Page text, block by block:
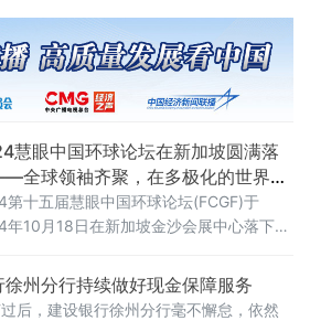
的“压舱石”。
慧眼中国环球论坛在新加坡圆满落
全球领袖齐聚，在多极化的世界中
合作
第十五届慧眼中国环球论坛(FCGF)于
年10月18日在新加坡金沙会展中心落下帷
其中包括来自世界各地的政界和商业领
行业专家。
徐州分行持续做好现金保障服务
后，建设银行徐州分行毫不懈怠，依然